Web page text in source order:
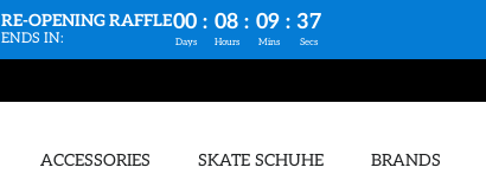
RE-OPENING RAFFLE
ENDS IN:
00 : 08 : 09 : 36
Days Hours Mins Secs
ACCESSORIES SKATE SCHUHE BRANDS